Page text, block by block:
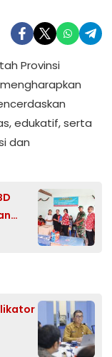
Provinsi
edukatif, serta
dan